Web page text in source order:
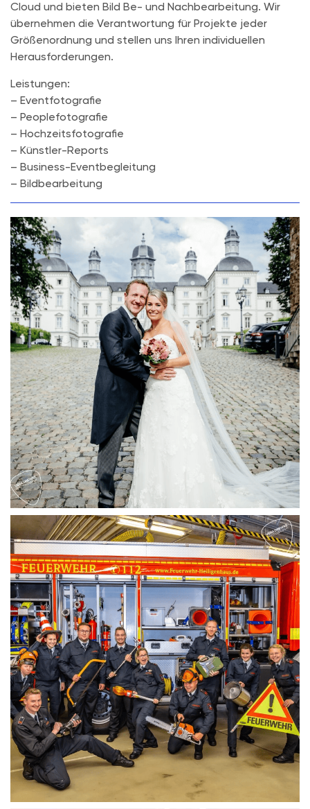
Cloud und bieten Bild Be- und Nachbearbeitung. Wir
übernehmen die Verantwortung für Projekte jeder
Größenordnung und stellen uns Ihren individuellen
Herausforderungen.
Leistungen:
– Eventfotografie
– Peoplefotografie
– Hochzeitsfotografie
– Künstler-Reports
– Business-Eventbegleitung
– Bildbearbeitung